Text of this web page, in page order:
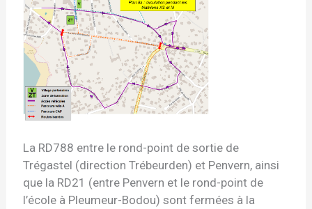
La RD788 entre le rond-point de sortie de
Trégastel (direction Trébeurden) et Penvern, ainsi
que la RD21 (entre Penvern et le rond-point de
l’école à Pleumeur-Bodou) sont fermées à la